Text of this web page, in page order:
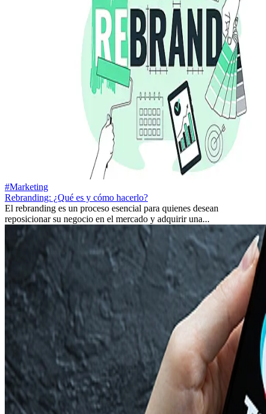
#Marketing
Rebranding: ¿Qué es y cómo hacerlo?
El rebranding es un proceso esencial para quienes desean
reposicionar su negocio en el mercado y adquirir una...